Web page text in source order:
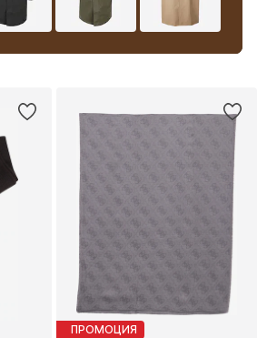
ПРОМОЦИЯ